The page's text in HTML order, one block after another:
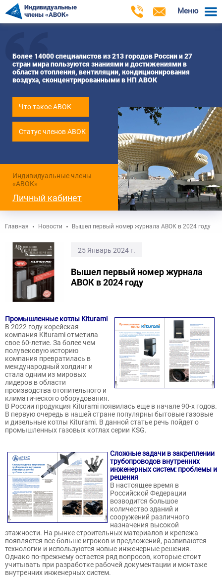
Индивидуальные
члены «АВОК»
Меню
Более 14000 специалистов из 213 городов России и 27
стран мира пользуются знаниями и достижениями в
области отопления, вентиляции, кондиционирования
воздуха, сконцентрированными в НП АВОК
Что такое АВОК
Статус членов АВОК
Индивидуальные члены
«АВОК»
Личный кабинет
Главная Новости Вышел первый номер журнала АВОК в 2024 году
25 Январь 2024 г.
Вышел первый номер журнала
АВОК в 2024 году
Промышленные котлы Kiturami
В 2022 году корейская
компания Kiturami отметила
свое 60-летие. За более чем
полувековую историю
компания превратилась в
международный холдинг и
стала одним из мировых
лидеров в области
производства отопительного и
климатического оборудования.
В России продукция Kiturami появилась еще в начале 90-х годов.
В первую очередь в нашей стране популярны бытовые газовые
и дизельные котлы Kiturami. В данной статье речь пойдет о
промышленных газовых котлах серии KSG.
Сложные задачи в закреплении
трубопроводов внутренних
инженерных систем: проблемы и
решения
В настоящее время в
Российской Федерации
возводится большое
количество зданий и
сооружений различного
назначения высокой
этажности. На рынке строительных материалов и крепежа
появляется все больше игроков и предложений, развиваются
технологии и используются новые инженерные решения.
Однако по-прежнему остается ряд вопросов, которые стоит
учитывать при разработке рабочей документации и монтаже
внутренних инженерных систем.